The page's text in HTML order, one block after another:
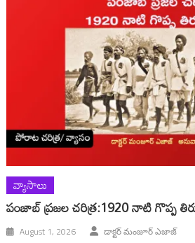
వ్యాసాలు
పంజాబ్ ప్రజల చరిత్ర:1920 నాటి గొప్ప
August 1, 2026 డాక్టర్ మంజూర్ ఎజాజ్